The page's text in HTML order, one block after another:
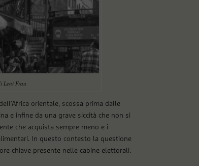
Leni Frau
orientale, scossa prima dalle
e infine da una grave siccità che non si
che acquista sempre meno e i
In questo contesto la questione
chiave presente nelle cabine elettorali.